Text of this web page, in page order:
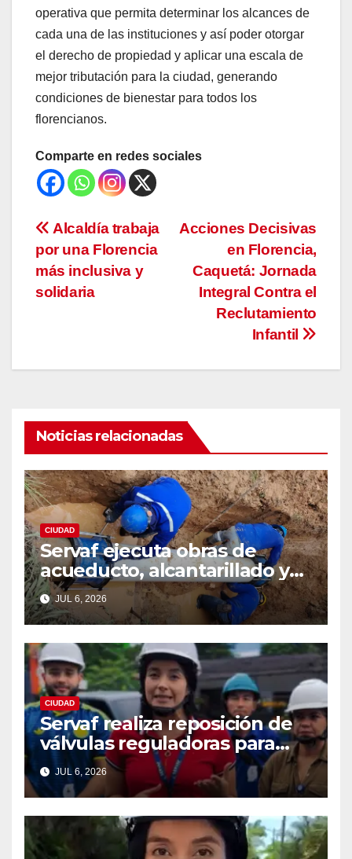
operativa que permita determinar los alcances de
cada una de las instituciones y así poder otorgar
el derecho de propiedad y aplicar una escala de
mejor tributación para la ciudad, generando
condiciones de bienestar para todos los
florencianos.
Comparte en redes sociales
Navegación
de
entradas
Acciones Decisivas
en Florencia,
Caquetá: Jornada
Integral Contra el
Reclutamiento
Infantil
Alcaldía trabaja
por una Florencia
más inclusiva y
solidaria
Noticias relacionadas
CIUDAD
Servaf ejecuta obras de
acueducto, alcantarillado y
recuperación vial en varios
sectores de Florencia.
JUL 6, 2026
CIUDAD
Servaf realiza reposición de
válvulas reguladoras para
fortalecer la red de
acueducto
JUL 6, 2026